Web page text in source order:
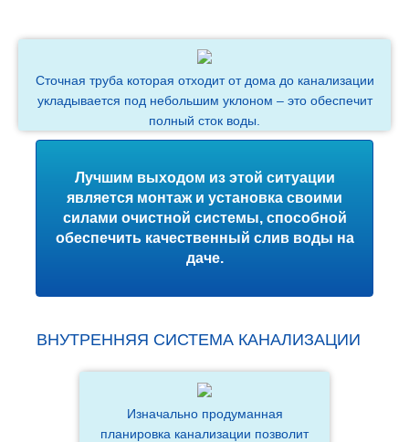
Сточная труба которая отходит от дома до канализации
укладывается под небольшим уклоном – это обеспечит
полный сток воды.
Лучшим выходом из этой ситуации
является монтаж и установка своими
силами очистной системы, способной
обеспечить качественный слив воды на
даче.
ВНУТРЕННЯЯ СИСТЕМА КАНАЛИЗАЦИИ
Изначально продуманная
планировка канализации позволит